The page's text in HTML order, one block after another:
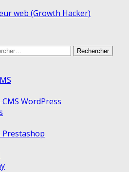
web (Growth Hacker)
WordPress
Prestashop